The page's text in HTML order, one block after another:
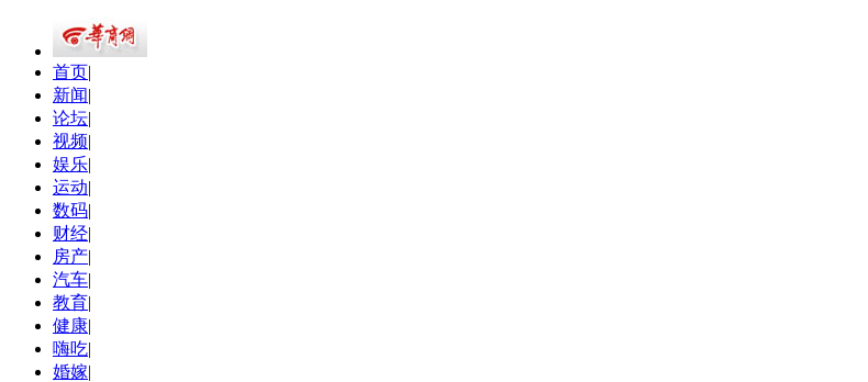
首页|
新闻|
论坛|
视频|
娱乐|
运动|
数码|
财经|
房产|
汽车|
教育|
健康|
嗨吃|
婚嫁|